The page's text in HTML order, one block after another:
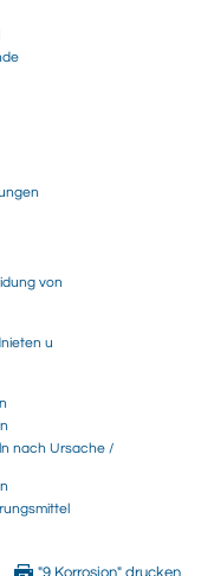
von
u
nach Ursache /